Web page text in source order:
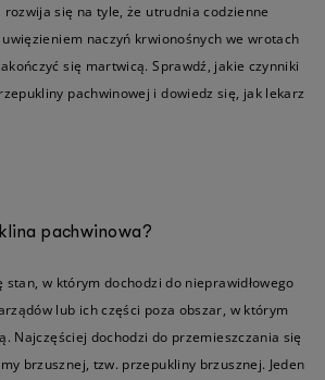
się na tyle, że utrudnia codzienne
naczyń krwionośnych we wrotach
się martwicą. Sprawdź, jakie czynniki
pachwinowej i dowiedz się, jak lekarz
pachwinowa?
stan, w którym dochodzi do nieprawidłowego
lub ich części poza obszar, w którym
Najczęściej dochodzi do przemieszczania się
brzusznej, tzw. przepukliny brzusznej. Jeden